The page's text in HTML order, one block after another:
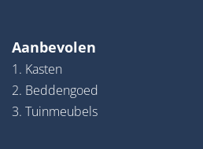
Aanbevolen
1. Kasten
2. Beddengoed
3. Tuinmeubels